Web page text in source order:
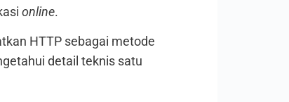
online.
HTTP sebagai metode
detail teknis satu